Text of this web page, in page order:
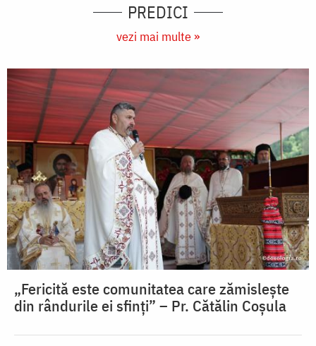
PREDICI
vezi mai multe »
„Fericită este comunitatea care zămislește
din rândurile ei sfinți” – Pr. Cătălin Coșula